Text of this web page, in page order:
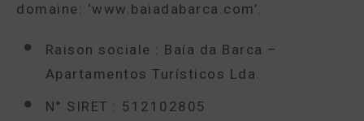
domaine: ‘www.baiadabarca.com’.
Raison sociale : Baía da Barca –
Apartamentos Turísticos Lda.
N° SIRET : 512102805